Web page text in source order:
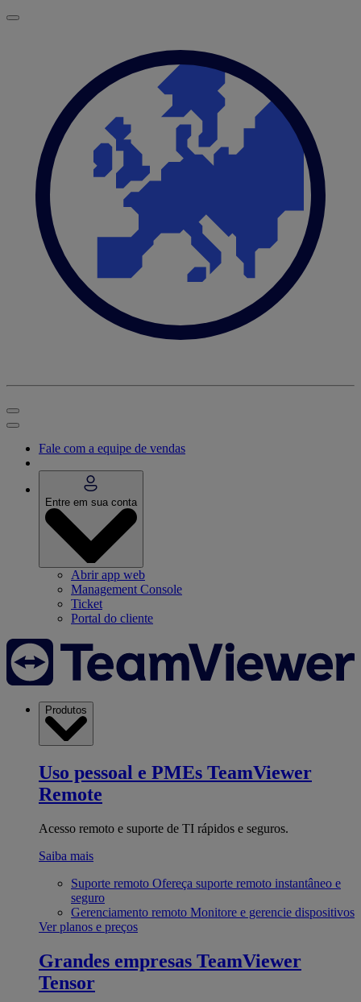
Fale com a equipe de vendas
Entre em sua conta
Abrir app web
Management Console
Ticket
Portal do cliente
Produtos
Uso pessoal e PMEs TeamViewer
Remote
Acesso remoto e suporte de TI rápidos e seguros.
Saiba mais
Suporte remoto Ofereça suporte remoto instantâneo e
seguro
Gerenciamento remoto Monitore e gerencie dispositivos
Ver planos e preços
Grandes empresas TeamViewer
Tensor